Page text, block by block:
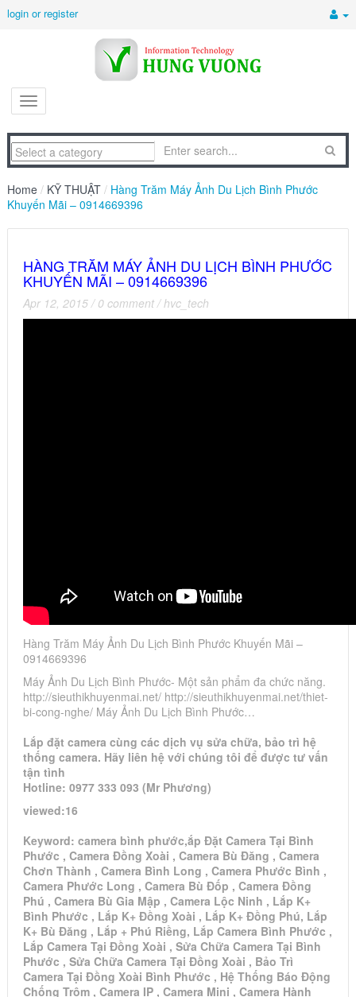
login or register
Home / KỸ THUẬT / Hàng Trăm Máy Ảnh Du Lịch Bình Phước
Khuyến Mãi – 0914669396
HÀNG TRĂM MÁY ẢNH DU LỊCH BÌNH PHƯỚC
KHUYẾN MÃI – 0914669396
Apr 12, 2015 / 0 comment /hvc_tech
Hàng Trăm Máy Ảnh Du Lịch Bình Phước Khuyến Mãi –
0914669396
Máy Ảnh Du Lịch Bình Phước- Một sản phẩm đa chức năng.
http://sieuthikhuyenmai.net/ http://sieuthikhuyenmai.net/thiet-
bi-cong-nghe/ Máy Ảnh Du Lịch Bình Phước…
Lắp đặt camera cùng các dịch vụ sửa chữa, bảo trì hệ
thống camera. Hãy liên hệ với chúng tôi để được tư vấn
tận tình
Hotline: 0977 333 093 (Mr Phương)
viewed:16
Keyword: camera bình phước,ắp Đặt Camera Tại Bình
Phước , Camera Đồng Xoài , Camera Bù Đăng , Camera
Chơn Thành , Camera Bình Long , Camera Phước Bình ,
Camera Phước Long , Camera Bù Đốp , Camera Đồng
Phú , Camera Bù Gia Mập , Camera Lộc Ninh , Lắp K+
Bình Phước , Lắp K+ Đồng Xoài , Lắp K+ Đồng Phú, Lắp
K+ Bù Đăng , Lắp + Phú Riềng, Lắp Camera Bình Phước ,
Lắp Camera Tại Đồng Xoài , Sửa Chữa Camera Tại Bình
Phước , Sửa Chữa Camera Tại Đồng Xoài , Bảo Trì
Camera Tại Đồng Xoài Bình Phước , Hệ Thống Báo Động
Chống Trộm , Camera IP , Camera Mini , Camera Hành